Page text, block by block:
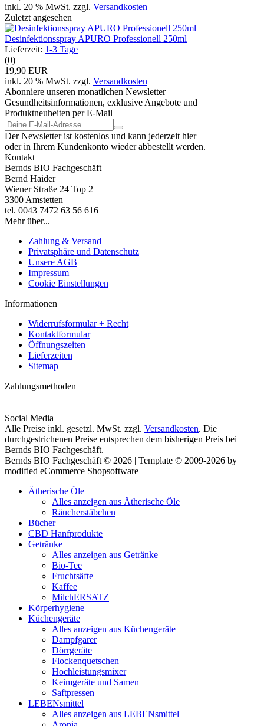
inkl. 20 % MwSt. zzgl. Versandkosten
Zuletzt angesehen
Desinfektionsspray APURO Professionell 250ml
Lieferzeit: 1-3 Tage
(0)
19,90 EUR
inkl. 20 % MwSt. zzgl. Versandkosten
Abonniere unseren monatlichen Newsletter
Gesundheitsinformationen, exklusive Angebote und
Produktneuheiten per E-Mail
Der Newsletter ist kostenlos und kann jederzeit hier
oder in Ihrem Kundenkonto wieder abbestellt werden.
Kontakt
Bernds BIO Fachgeschäft
Bernd Haider
Wiener Straße 24 Top 2
3300 Amstetten
tel. 0043 7472 63 56 616
Mehr über...
Zahlung & Versand
Privatsphäre und Datenschutz
Unsere AGB
Impressum
Cookie Einstellungen
Informationen
Widerrufsformular + Recht
Kontaktformular
Öffnungszeiten
Lieferzeiten
Sitemap
Zahlungsmethoden
Social Media
Alle Preise inkl. gesetzl. MwSt. zzgl. Versandkosten. Die
durchgestrichenen Preise entsprechen dem bisherigen Preis bei
Bernds BIO Fachgeschäft.
Bernds BIO Fachgeschäft © 2026 | Template © 2009-2026 by
modified eCommerce Shopsoftware
Ätherische Öle
Alles anzeigen aus Ätherische Öle
Räucherstäbchen
Bücher
CBD Hanfprodukte
Getränke
Alles anzeigen aus Getränke
Bio-Tee
Fruchtsäfte
Kaffee
MilchERSATZ
Körperhygiene
Küchengeräte
Alles anzeigen aus Küchengeräte
Dampfgarer
Dörrgeräte
Flockenquetschen
Hochleistungsmixer
Keimgeräte und Samen
Saftpressen
LEBENsmittel
Alles anzeigen aus LEBENsmittel